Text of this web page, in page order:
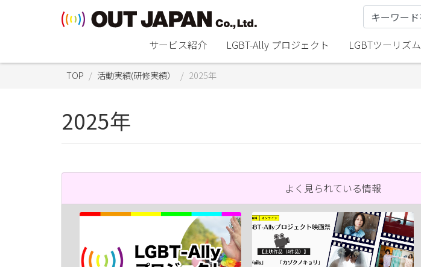
サービス紹介
LGBT-Ally プロジェクト LGBTツーリズム
TOP 活動実績(研修実績） 2025年
2025年
よく見られている情報